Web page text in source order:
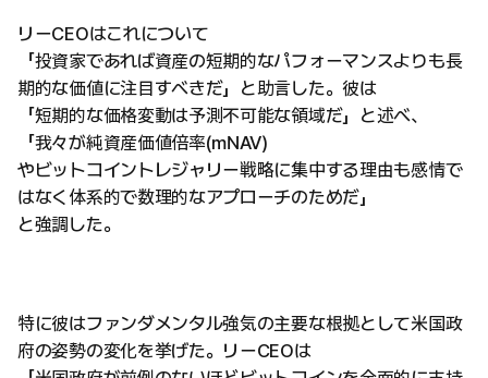
リーCEOはこれについて
「投資家であれば資産の短期的なパフォーマンスよりも長
期的な価値に注目すべきだ」と助言した。彼は
「短期的な価格変動は予測不可能な領域だ」と述べ、
「我々が純資産価値倍率(mNAV)
やビットコイントレジャリー戦略に集中する理由も感情で
はなく体系的で数理的なアプローチのためだ」
と強調した。
特に彼はファンダメンタル強気の主要な根拠として米国政
府の姿勢の変化を挙げた。リーCEOは